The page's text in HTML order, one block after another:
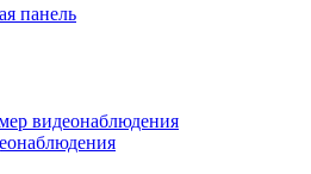
панель
видеонаблюдения